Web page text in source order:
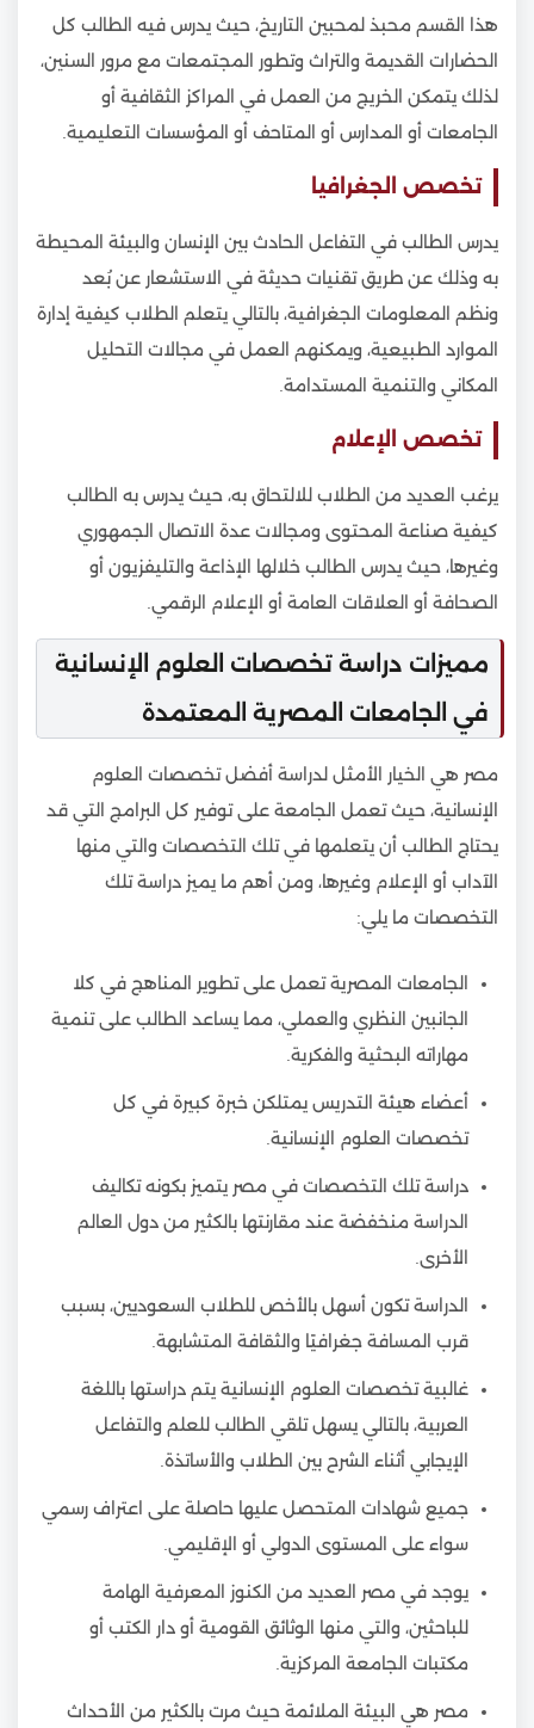
هذا القسم محبذ لمحبين التاريخ، حيث يدرس فيه الطالب كل
الحضارات القديمة والتراث وتطور المجتمعات مع مرور السنين،
لذلك يتمكن الخريج من العمل في المراكز الثقافية أو
الجامعات أو المدارس أو المتاحف أو المؤسسات التعليمية.
تخصص الجغرافيا
يدرس الطالب في التفاعل الحادث بين الإنسان والبيئة المحيطة
به وذلك عن طريق تقنيات حديثة في الاستشعار عن بُعد
ونظم المعلومات الجغرافية، بالتالي يتعلم الطلاب كيفية إدارة
الموارد الطبيعية، ويمكنهم العمل في مجالات التحليل
المكاني والتنمية المستدامة.
تخصص الإعلام
يرغب العديد من الطلاب للالتحاق به، حيث يدرس به الطالب
كيفية صناعة المحتوى ومجالات عدة الاتصال الجمهوري
وغيرها، حيث يدرس الطالب خلالها الإذاعة والتليفزيون أو
الصحافة أو العلاقات العامة أو الإعلام الرقمي.
مميزات دراسة تخصصات العلوم الإنسانية
في الجامعات المصرية المعتمدة
مصر هي الخيار الأمثل لدراسة أفضل تخصصات العلوم
الإنسانية، حيث تعمل الجامعة على توفير كل البرامج التي قد
يحتاج الطالب أن يتعلمها في تلك التخصصات والتي منها
الآداب أو الإعلام وغيرها، ومن أهم ما يميز دراسة تلك
التخصصات ما يلي:
الجامعات المصرية تعمل على تطوير المناهج في كلا
الجانبين النظري والعملي، مما يساعد الطالب على تنمية
مهاراته البحثية والفكرية.
أعضاء هيئة التدريس يمتلكن خبرة كبيرة في كل
تخصصات العلوم الإنسانية.
دراسة تلك التخصصات في مصر يتميز بكونه تكاليف
الدراسة منخفضة عند مقارنتها بالكثير من دول العالم
الأخرى.
الدراسة تكون أسهل بالأخص للطلاب السعوديين، بسبب
قرب المسافة جغرافيًا والثقافة المتشابهة.
غالبية تخصصات العلوم الإنسانية يتم دراستها باللغة
العربية، بالتالي يسهل تلقي الطالب للعلم والتفاعل
الإيجابي أثناء الشرح بين الطلاب والأساتذة.
جميع شهادات المتحصل عليها حاصلة على اعتراف رسمي
سواء على المستوى الدولي أو الإقليمي.
يوجد في مصر العديد من الكنوز المعرفية الهامة
للباحثين، والتي منها الوثائق القومية أو دار الكتب أو
مكتبات الجامعة المركزية.
مصر هي البيئة الملائمة حيث مرت بالكثير من الأحداث